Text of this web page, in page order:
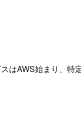
はAWS始まり、特